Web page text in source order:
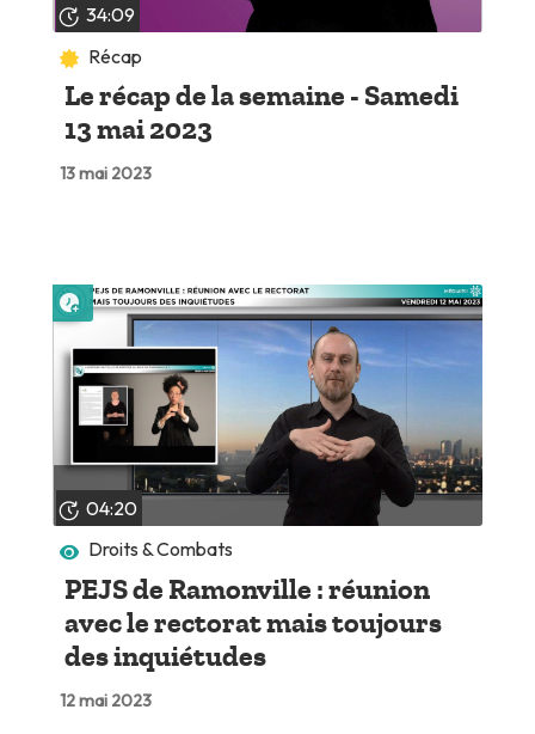
34:09
Récap
Le récap de la semaine - Samedi
13 mai 2023
13 mai 2023
04:20
Droits & Combats
PEJS de Ramonville : réunion
avec le rectorat mais toujours
des inquiétudes
12 mai 2023
Lire plus tard